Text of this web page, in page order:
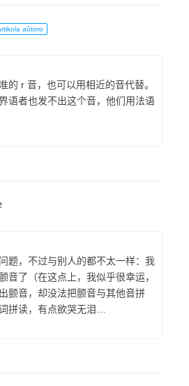
aŭtoro
的 r 音，也可以用相近的音代替。
语者也发不出这个音，他们用法语
题，不过与别人的都不太一样：我
音了（在这点上，我似乎很幸运，
颤音，却没法把颤音与其他音拼
拼读，有点欲哭无泪…